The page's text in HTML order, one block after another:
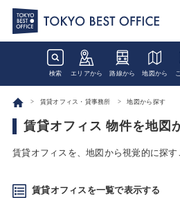
検索 エリアから 路線から 地図から
賃貸オフィス・貸事務所 地図から探す
賃貸オフィス 物件を地図
賃貸オフィスを、地図から視覚的に探す
賃貸オフィスを一覧で表示する